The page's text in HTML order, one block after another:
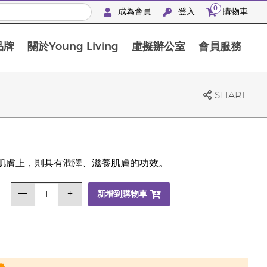
成為會員 登入 0 購物車
牌 關於Young Living 虛擬辦公室 會員服務
SHARE
上，則具有潤澤、滋養肌膚的功效。
新增到購物車